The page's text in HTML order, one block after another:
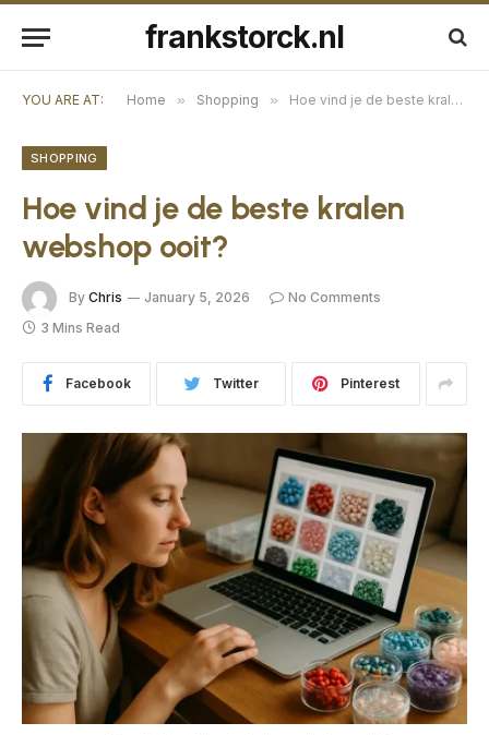
frankstorck.nl
YOU ARE AT: Home » Shopping » Hoe vind je de beste kralen webshop ooit?
SHOPPING
Hoe vind je de beste kralen
webshop ooit?
By Chris January 5, 2026
No Comments
3 Mins Read
Facebook Twitter Pinterest